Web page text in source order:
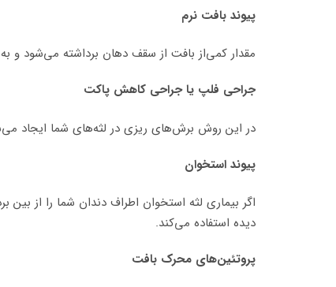
پیوند بافت نرم
مقدار کمی‌از بافت از سقف دهان برداشته می‌شود
جراحی فلپ یا جراحی کاهش پاکت
در این روش برش‌های ریزی در لثه‌های شما ایجاد
پیوند استخوان
اگر بیماری لثه استخوان اطراف دندان شما را از
دیده استفاده می‌کند.
پروتئین‌های محرک بافت